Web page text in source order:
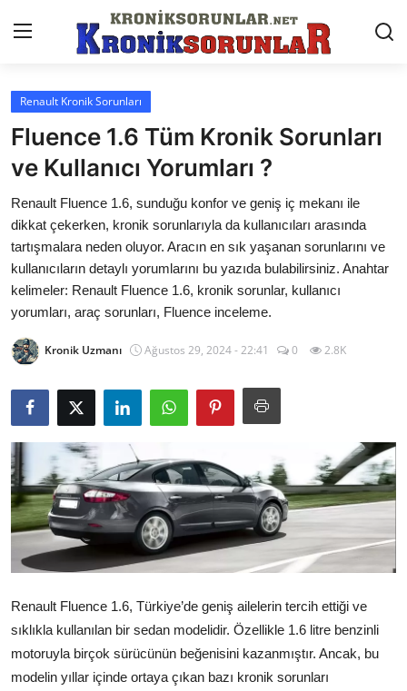
Anasayfa
Markalar
İletişim
Trafik & Cezalar
Sigorta & Kasko
Vergi & ÖTV & MTV
Muayene & Ruhsat
Sorgulamalar
Bakım & Arıza Çözümleri
Elektrikli & Hibrit
Kiralama & Filo
Lastik & Jant
Yağlar & Sıvılar
Renault Kronik Sorunları
Fluence 1.6 Tüm Kronik Sorunları
ve Kullanıcı Yorumları ?
Renault Fluence 1.6, sunduğu konfor ve geniş iç mekanı ile
dikkat çekerken, kronik sorunlarıyla da kullanıcıları arasında
tartışmalara neden oluyor. Aracın en sık yaşanan sorunlarını ve
kullanıcıların detaylı yorumlarını bu yazıda bulabilirsiniz. Anahtar
kelimeler: Renault Fluence 1.6, kronik sorunlar, kullanıcı
yorumları, araç sorunları, Fluence inceleme.
Kronik Uzmanı Ağustos 29, 2024 - 22:41 0 2.8K
Renault Fluence 1.6, Türkiye’de geniş ailelerin tercih ettiği ve
sıklıkla kullanılan bir sedan modelidir. Özellikle 1.6 litre benzinli
motoruyla birçok sürücünün beğenisini kazanmıştır. Ancak, bu
modelin yıllar içinde ortaya çıkan bazı kronik sorunları